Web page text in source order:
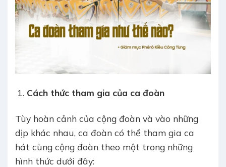
Cách thức tham gia của ca đoàn
Tùy hoàn cảnh của cộng đoàn và vào những
dịp khác nhau, ca đoàn có thể tham gia ca
hát cùng cộng đoàn theo một trong những
hình thức dưới đây: